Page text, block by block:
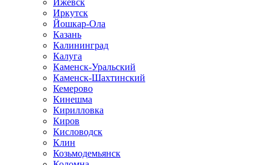
Ижевск
Иркутск
Йошкар-Ола
Казань
Калининград
Калуга
Каменск-Уральский
Каменск-Шахтинский
Кемерово
Кинешма
Кирилловка
Киров
Кисловодск
Клин
Козьмодемьянск